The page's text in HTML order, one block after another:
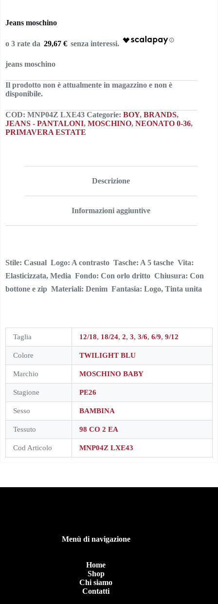
Jeans moschino
29,67 €
jeans moschino
Il prodotto non è attualmente in magazzino e non è
disponibile.
COD: MNP04Z LXE43 Categorie: BOY, BRANDS,
JEANS - PANTALONI, MOSCHINO, NEONATO 0-36,
PRIMAVERA ESTATE
Descrizione
Informazioni aggiuntive
Stile: Casual  Logo: A contrasto  Tasche: A 5 tasche  Vita:
Elasticizzata, Media  Fondo: Con orlo dritto  Chiusura: Con
bottone e zip  Materiali: Denim  Fantasia: Logo, Tinta unita
Taglia 12/18, 18/24, 2, 3, 3/6, 6/9, 9/12
Colore TWILIGHT BLU
Marchio MOSCHINO BABY
Stagione PE26
Sesso BAMBINA
Tessuto 98 CO 2 EA
Cod Articolo MNP04Z LXE43
Menù di navigazione
Home
Shop
Chi siamo
Contatti